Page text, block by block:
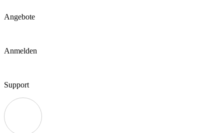
Angebote
Anmelden
Support